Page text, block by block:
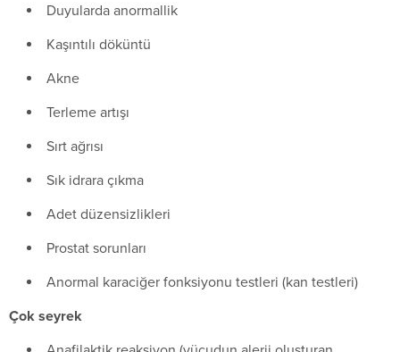
Duyularda anormallik
Kaşıntılı döküntü
Akne
Terleme artışı
Sırt ağrısı
Sık idrara çıkma
Adet düzensizlikleri
Prostat sorunları
Anormal karaciğer fonksiyonu testleri (kan testleri)
Çok seyrek